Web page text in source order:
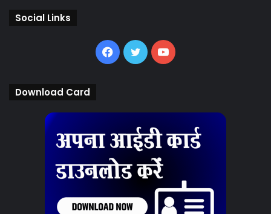
Social Links
Facebook
TwitterYouTube
Download Card